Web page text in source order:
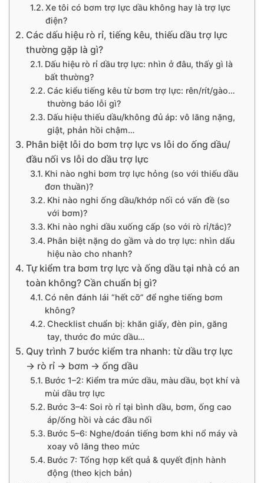
Xe tôi có bơm trợ lực dầu không hay là trợ lực
điện?
Các dấu hiệu rò rỉ, tiếng kêu, thiếu dầu trợ lực
thường gặp là gì?
Dấu hiệu rò rỉ dầu trợ lực: nhìn ở đâu, thấy gì là
bất thường?
Các kiểu tiếng kêu từ bơm trợ lực: rên/rít/gào…
thường báo lỗi gì?
Dấu hiệu thiếu dầu/không đủ áp: vô lăng nặng,
giật, phản hồi chậm…
Phân biệt lỗi do bơm trợ lực vs lỗi do ống dầu/
đầu nối vs lỗi do dầu trợ lực
Khi nào nghi bơm trợ lực hỏng (so với thiếu dầu
đơn thuần)?
Khi nào nghi ống dầu/khớp nối có vấn đề (so
với bơm)?
Khi nào nghi dầu xuống cấp (so với rò rỉ/tắc)?
Phân biệt nặng do gầm và do trợ lực: nhìn dấu
hiệu nào cho nhanh?
Tự kiểm tra bơm trợ lực và ống dầu tại nhà có an
toàn không? Cần chuẩn bị gì?
Có nên đánh lái “hết cỡ” để nghe tiếng bơm
không?
Checklist chuẩn bị: khăn giấy, đèn pin, găng
tay, thước đo mức dầu…
Quy trình 7 bước kiểm tra nhanh: từ dầu trợ lực
→ rò rỉ → bơm → ống dầu
Bước 1–2: Kiểm tra mức dầu, màu dầu, bọt khí và
mùi dầu trợ lực
Bước 3–4: Soi rò rỉ tại bình dầu, bơm, ống cao
áp/ống hồi và các đầu nối
Bước 5–6: Nghe/đoán tiếng bơm khi nổ máy và
xoay vô lăng theo mức
Bước 7: Tổng hợp kết quả & quyết định hành
động (theo kịch bản)